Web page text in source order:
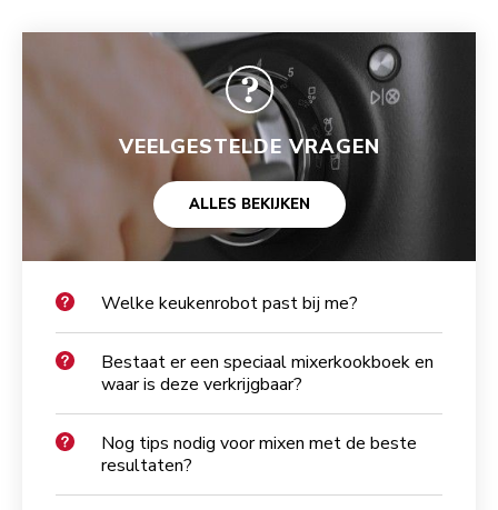
VEELGESTELDE VRAGEN
ALLES BEKIJKEN
Welke keukenrobot past bij me?
Bestaat er een speciaal mixerkookboek en
waar is deze verkrijgbaar?
Nog tips nodig voor mixen met de beste
resultaten?